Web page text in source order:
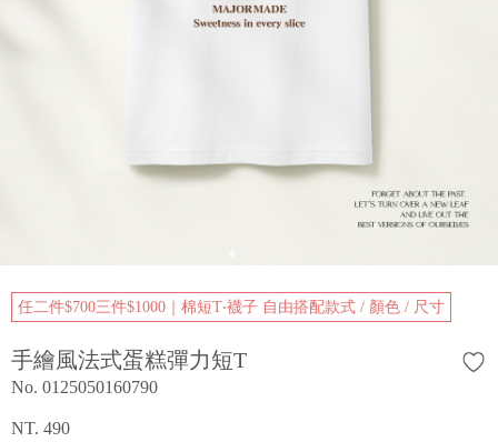
任二件$700三件$1000｜棉短T‧襪子 自由搭配款式 / 顏色 / 尺寸
手繪風法式蛋糕彈力短T
No. 0125050160790
NT. 490